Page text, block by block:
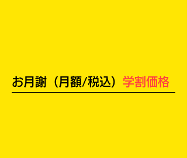
お月謝（月額/税込） 学割価格